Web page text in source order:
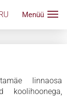
linnaosa
koolihoonega,